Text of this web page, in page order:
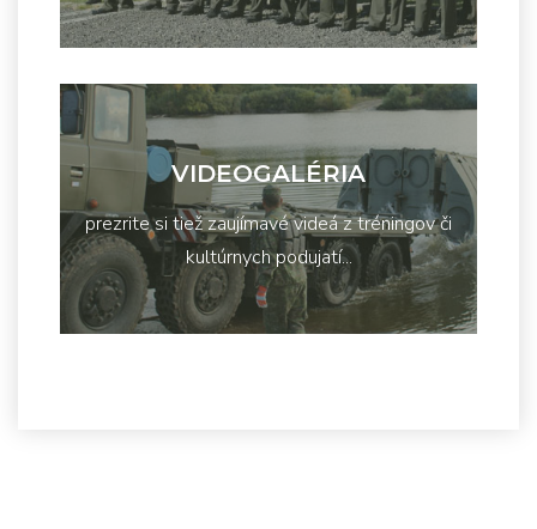
VIDEOGALÉRIA
prezrite si tiež zaujímavé videá z tréningov či
kultúrnych podujatí...